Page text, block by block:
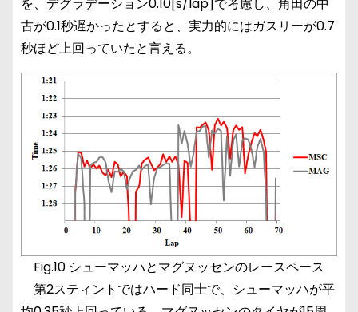
古が0.1秒遅かったとすると、実力的にはガスリーが0.7
秒ほど上回っていたと言える。
Fig.10 シューマッハとマグヌッセンのレースペース
第2スティントではハード同士で、シューマッハが平